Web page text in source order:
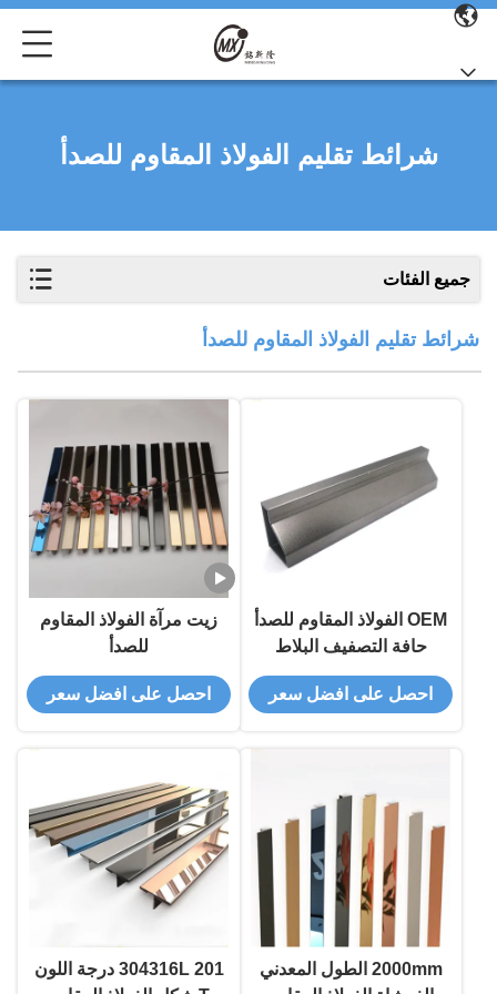
شرائط تقليم الفولاذ المقاوم للصدأ
جميع الفئات
شرائط تقليم الفولاذ المقاوم للصدأ
OEM الفولاذ المقاوم للصدأ
حافة التصفيف البلاط
احصل على افضل سعر
زيت مرآة الفولاذ المقاوم
للصدأ
احصل على افضل سعر
2000mm الطول المعدني
304316L 201 درجة اللون